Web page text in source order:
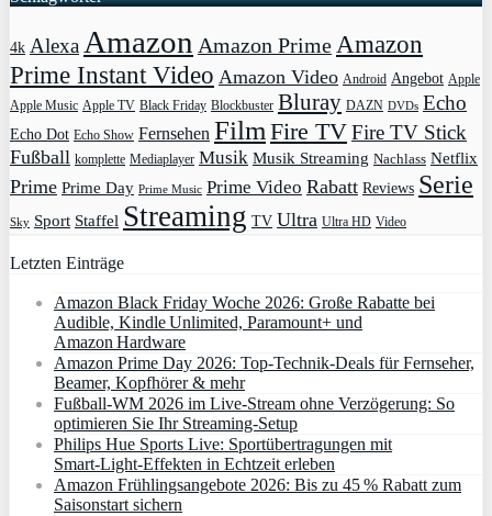
4k Alexa Amazon Amazon PrimeAmazon
Prime Instant Video Amazon Video Android Angebot Apple
Apple Music Apple TV Black Friday Blockbuster Bluray DAZN DVDs Echo
Echo Dot Echo Show Fernsehen Film Fire TVFire TV Stick
Fußball komplette Mediaplayer Musik Musik Streaming Nachlass Netflix
Prime Prime Day Prime Music Prime Video Rabatt Reviews Serie
Sky Sport Staffel Streaming TV Ultra Ultra HD Video
Letzten Einträge
Amazon Black Friday Woche 2026: Große Rabatte bei
Audible, Kindle Unlimited, Paramount+ und
Amazon Hardware
Amazon Prime Day 2026: Top-Technik-Deals für Fernseher,
Beamer, Kopfhörer & mehr
Fußball-WM 2026 im Live-Stream ohne Verzögerung: So
optimieren Sie Ihr Streaming-Setup
Philips Hue Sports Live: Sportübertragungen mit
Smart‑Light‑Effekten in Echtzeit erleben
Amazon Frühlingsangebote 2026: Bis zu 45 % Rabatt zum
Saisonstart sichern